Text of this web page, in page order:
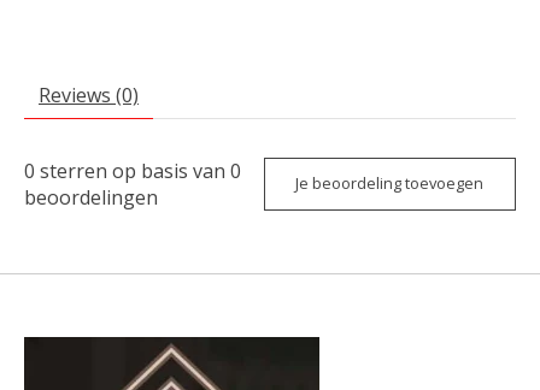
Reviews (0)
0 sterren op basis van 0
beoordelingen
Je beoordeling toevoegen